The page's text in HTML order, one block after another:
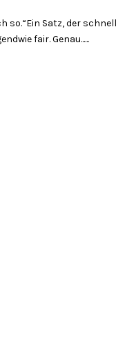
so.“Ein Satz, der schnell
fair. Genau......